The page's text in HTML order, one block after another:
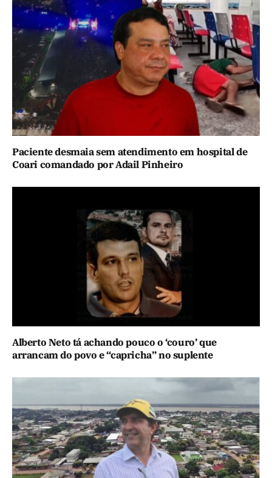
Paciente desmaia sem atendimento em hospital de
Coari comandado por Adail Pinheiro
Alberto Neto tá achando pouco o ‘couro’ que
arrancam do povo e “capricha” no suplente